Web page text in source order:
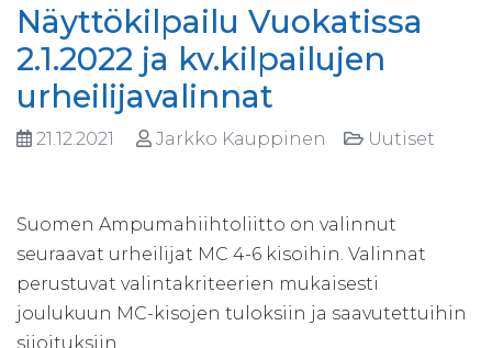
Näyttökilpailu Vuokatissa
2.1.2022 ja kv.kilpailujen
urheilijavalinnat
21.12.2021 Jarkko Kauppinen Uutiset
Suomen Ampumahiihtoliitto on valinnut
seuraavat urheilijat MC 4-6 kisoihin. Valinnat
perustuvat valintakriteerien mukaisesti
joulukuun MC-kisojen tuloksiin ja saavutettuihin
sijoituksiin.